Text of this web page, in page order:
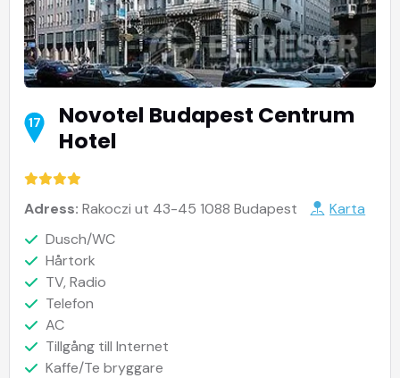
17
Novotel Budapest Centrum
Hotel
Adress: Rakoczi ut 43-45 1088 Budapest
Karta
Dusch/WC
Hårtork
TV, Radio
Telefon
AC
Tillgång till Internet
Kaffe/Te bryggare